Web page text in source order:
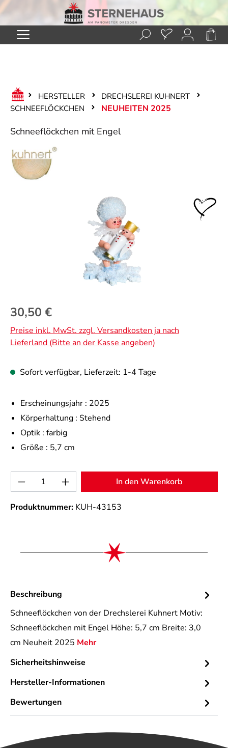
Zum Hauptinhalt springen
HERSTELLER
DRECHSLEREI KUHNERT
SCHNEEFLÖCKCHEN
NEUHEITEN 2025
Schneeflöckchen mit Engel
Bildergalerie überspringen
Regulärer Preis:
30,50 €
Preise inkl. MwSt. zzgl. Versandkosten ja nach
Lieferland (Bitte an der Kasse angeben)
Sofort verfügbar, Lieferzeit: 1-4 Tage
Erscheinungsjahr : 2025
Körperhaltung : Stehend
Optik : farbig
Größe : 5,7 cm
Produkt Anzahl: Gib den gewünschten
In den Warenkorb
Produktnummer: KUH-43153
Beschreibung
Schneeflöckchen von der Drechslerei Kuhnert Motiv:
Schneeflöckchen mit Engel Höhe: 5,7 cm Breite: 3,0
cm Neuheit 2025 Mehr
Sicherheitshinweise
Hersteller-Informationen
Bewertungen